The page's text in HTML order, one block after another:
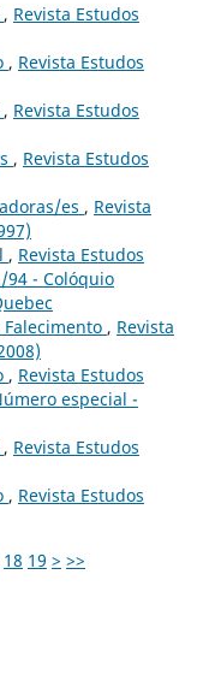
, Revista Estudos
, Revista Estudos
, Revista Estudos
, Revista Estudos
es , Revista
, Revista Estudos
94 - Colóquio
, Revista
, Revista Estudos
especial -
, Revista Estudos
, Revista Estudos
18 19 > >>